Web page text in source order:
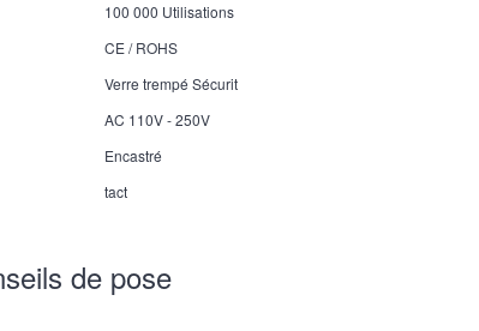
100 000 Utilisations
CE / ROHS
Verre trempé Sécurit
AC 110V - 250V
Encastré
tact
de pose